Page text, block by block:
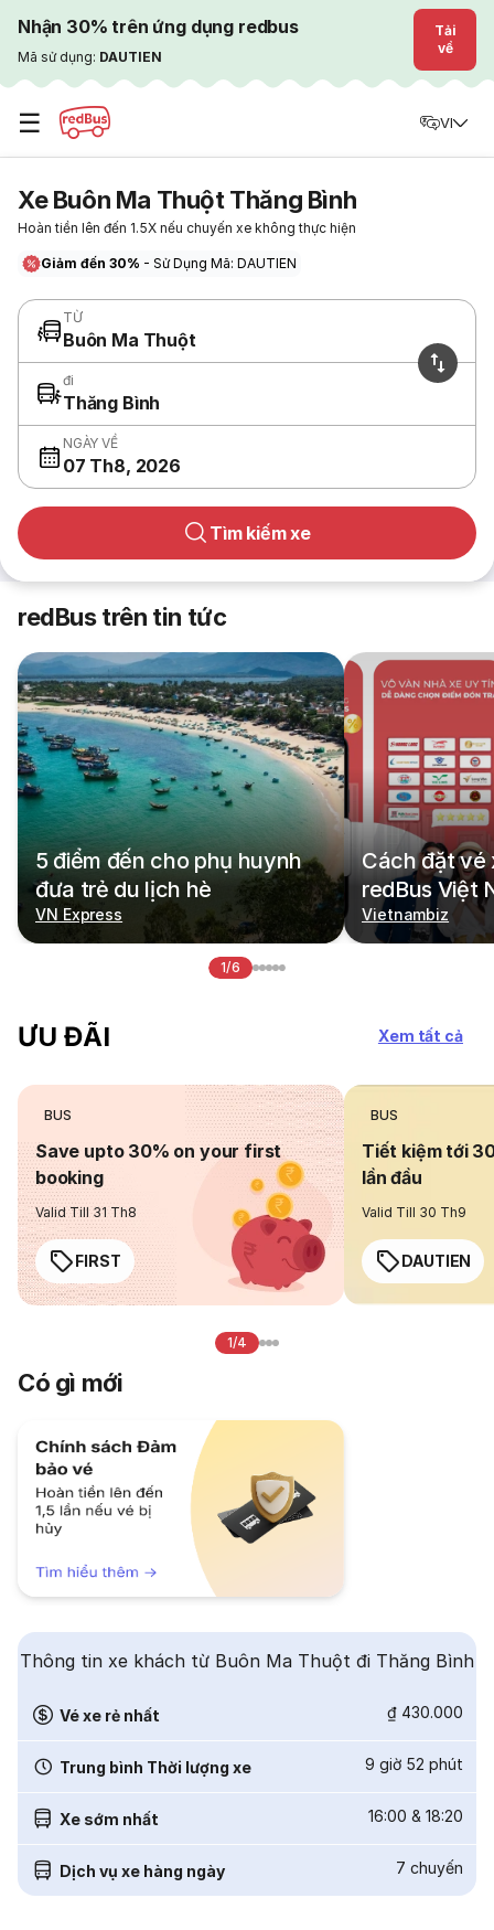
Nhận 30% trên ứng dụng redbus
Mã sử dụng: DAUTIEN
Tải
về
☰ VI
Xe Buôn Ma Thuột Thăng Bình
Hoàn tiền lên đến 1.5X nếu chuyến xe không thực hiện
Giảm đến 30% - Sử Dụng Mã: DAUTIEN
TỪ
Buôn Ma Thuột
đi
Thăng Bình
NGÀY VỀ
07 Th8, 2026
Tìm kiếm xe
redBus trên tin tức
5 điểm đến cho phụ huynh
đưa trẻ du lịch hè
VN Express
Cách đặt vé
redBus Việt
Vietnambiz
1/6
ƯU ĐÃI Xem tất cả
BUS
Save upto 30% on your first
booking
Valid Till 31 Th8
FIRST
BUS
Tiết kiệm tới
lần đầu
Valid Till 30 Th9
DAUTIEN
1/4
Có gì mới
Thông tin xe khách từ Buôn Ma Thuột đi Thăng Bình
Vé xe rẻ nhất ₫ 430.000
Trung bình Thời lượng xe 9 giờ 52 phút
Xe sớm nhất 16:00 & 18:20
Dịch vụ xe hàng ngày 7 chuyến